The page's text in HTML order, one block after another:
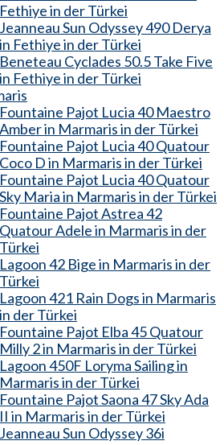
Fethiye in der Türkei
Jeanneau Sun Odyssey 490 Derya
in Fethiye in der Türkei
Beneteau Cyclades 50.5 Take Five
in Fethiye in der Türkei
Fountaine Pajot Lucia 40 Maestro
Amber in Marmaris in der Türkei
Fountaine Pajot Lucia 40 Quatour
Coco D in Marmaris in der Türkei
Fountaine Pajot Lucia 40 Quatour
Sky Maria in Marmaris in der Türkei
Fountaine Pajot Astrea 42
Quatour Adele in Marmaris in der
Türkei
Lagoon 42 Bige in Marmaris in der
Türkei
Lagoon 421 Rain Dogs in Marmaris
in der Türkei
Fountaine Pajot Elba 45 Quatour
Milly 2 in Marmaris in der Türkei
Lagoon 450F Loryma Sailing in
Marmaris in der Türkei
Fountaine Pajot Saona 47 Sky Ada
II in Marmaris in der Türkei
Jeanneau Sun Odyssey 36i